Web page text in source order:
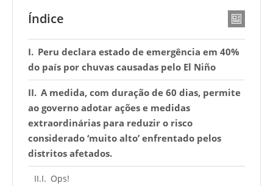
Índice
Peru declara estado de emergência em 40%
do país por chuvas causadas pelo El Niño
A medida, com duração de 60 dias, permite
ao governo adotar ações e medidas
extraordinárias para reduzir o risco
considerado ‘muito alto’ enfrentado pelos
distritos afetados.
Ops!